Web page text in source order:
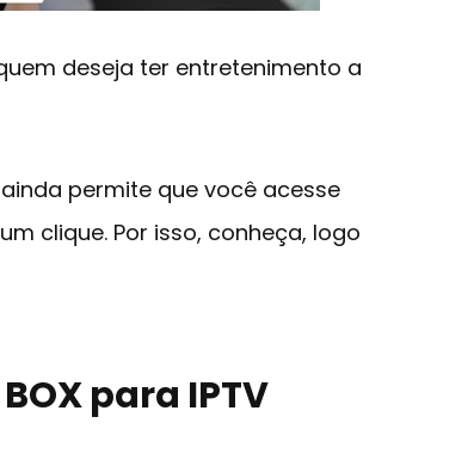
deseja ter entretenimento a
permite que você acesse
clique. Por isso, conheça, logo
para IPTV